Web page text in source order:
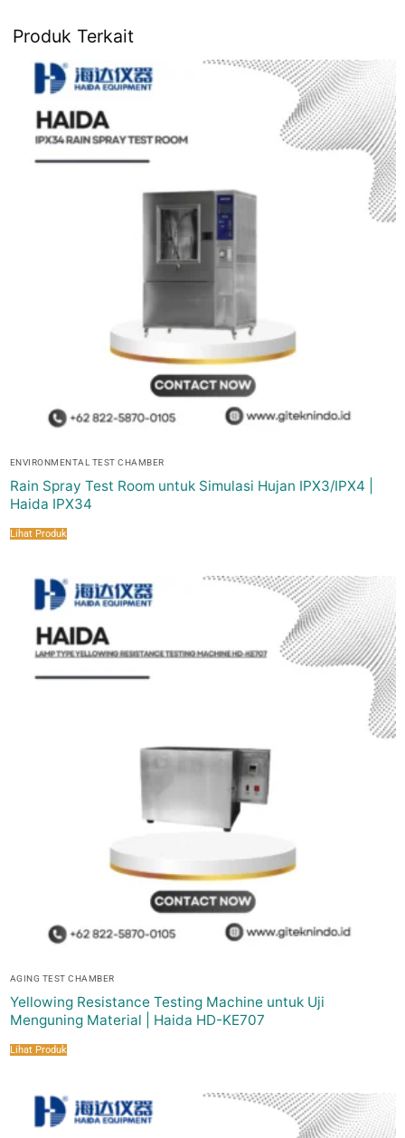
Produk Terkait
ENVIRONMENTAL TEST CHAMBER
Rain Spray Test Room untuk Simulasi Hujan IPX3/IPX4 |
Haida IPX34
Lihat Produk
AGING TEST CHAMBER
Yellowing Resistance Testing Machine untuk Uji
Menguning Material | Haida HD-KE707
Lihat Produk